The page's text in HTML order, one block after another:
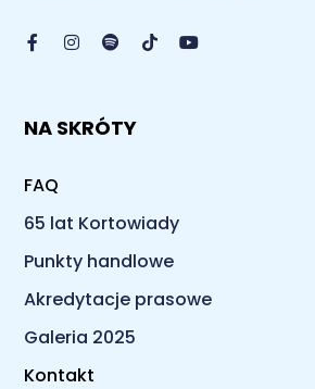
NA SKRÓTY
FAQ
65 lat Kortowiady
Punkty handlowe
Akredytacje prasowe
Galeria 2025
Kontakt